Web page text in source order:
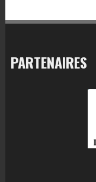
PARTENAIRES